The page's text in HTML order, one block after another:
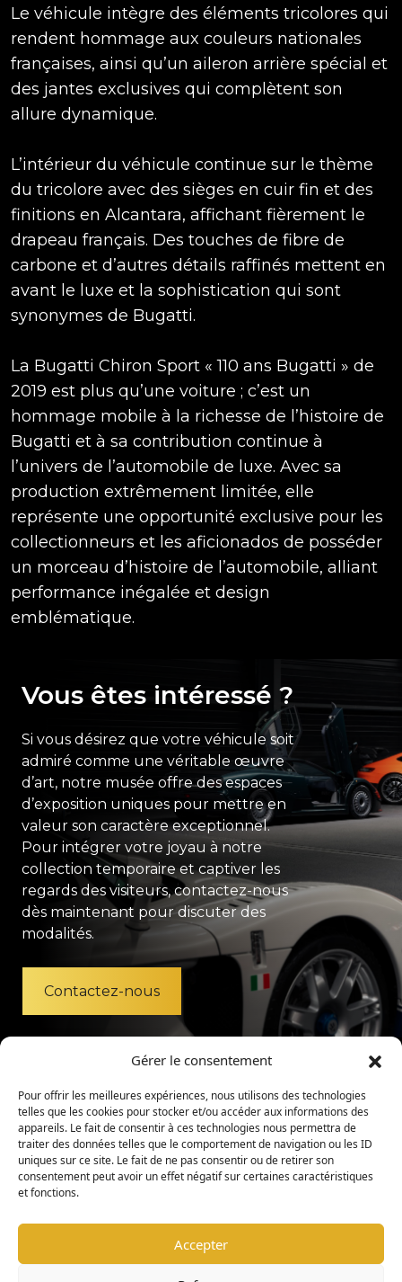
Gérer le consentement
Pour offrir les meilleures expériences, nous utilisons des technologies
telles que les cookies pour stocker et/ou accéder aux informations des
appareils. Le fait de consentir à ces technologies nous permettra de
traiter des données telles que le comportement de navigation ou les ID
uniques sur ce site. Le fait de ne pas consentir ou de retirer son
consentement peut avoir un effet négatif sur certaines caractéristiques
et fonctions.
Accepter
Le véhicule intègre des éléments tricolores qui
rendent hommage aux couleurs nationales
françaises, ainsi qu’un aileron arrière spécial et
des jantes exclusives qui complètent son
allure dynamique.
L’intérieur du véhicule continue sur le thème
du tricolore avec des sièges en cuir fin et des
finitions en Alcantara, affichant fièrement le
drapeau français. Des touches de fibre de
carbone et d’autres détails raffinés mettent en
avant le luxe et la sophistication qui sont
synonymes de Bugatti.
La Bugatti Chiron Sport « 110 ans Bugatti » de
2019 est plus qu’une voiture ; c’est un
hommage mobile à la richesse de l’histoire de
Bugatti et à sa contribution continue à
l’univers de l’automobile de luxe. Avec sa
production extrêmement limitée, elle
représente une opportunité exclusive pour les
collectionneurs et les aficionados de posséder
un morceau d’histoire de l’automobile, alliant
performance inégalée et design
emblématique.
Vous êtes intéressé ?
Si vous désirez que votre véhicule soit
admiré comme une véritable œuvre
d’art, notre musée offre des espaces
d’exposition uniques pour mettre en
valeur son caractère exceptionnel.
Pour intégrer votre joyau à notre
collection temporaire et captiver les
regards des visiteurs, contactez-nous
dès maintenant pour discuter des
modalités.
Contactez-nous
Mentions légales Politique de confidentialité